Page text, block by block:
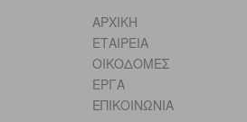
ΑΡΧΙΚΗ
ΕΤΑΙΡΕΙΑ
ΟΙΚΟΔΟΜΕΣ
ΕΡΓΑ
ΕΠΙΚΟΙΝΩΝΙΑ